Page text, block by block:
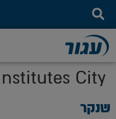
Institutes City:
שנקר